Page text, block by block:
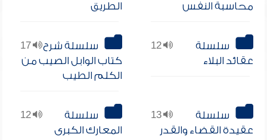
محاسبة النفس
الطريق
12
سلسلة
عقائد البلاء
17
سلسلة شرح
كتاب الوابل الصيب من
الكلم الطيب
13
سلسلة
عقيدة القضاء والقدر
12
سلسلة
المعارك الكبرى